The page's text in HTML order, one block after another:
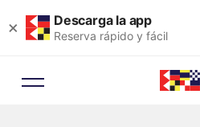
× Descarga la app
Reserva rápido y fácil